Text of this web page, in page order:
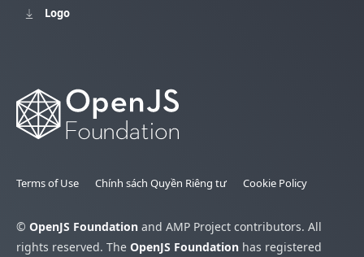
Logo
Terms of Use Chính sách Quyền Riêng tư Cookie Policy
© OpenJS Foundation and AMP Project contributors. All
rights reserved. The OpenJS Foundation has registered